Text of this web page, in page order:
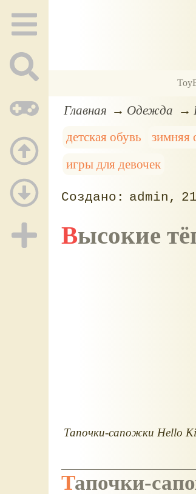
Главная Одежда
детская обувь
зимняя
игры для девочек
admin
Высокие
Тапочки-сапожки Hello
Тапочки-